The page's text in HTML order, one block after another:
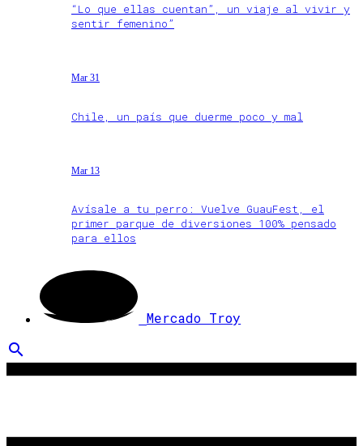
“Lo que ellas cuentan”, un viaje al vivir y
sentir femenino”
Mar 31
Chile, un país que duerme poco y mal
Mar 13
Avísale a tu perro: Vuelve GuauFest, el
primer parque de diversiones 100% pensado
para ellos
Mercado Troy
search